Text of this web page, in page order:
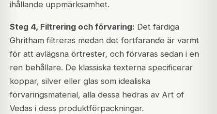
ihållande uppmärksamhet.
Steg 4, Filtrering och förvaring: Det färdiga
Ghritham filtreras medan det fortfarande är varmt
för att avlägsna örtrester, och förvaras sedan i en
ren behållare. De klassiska texterna specificerar
koppar, silver eller glas som idealiska
förvaringsmaterial, alla dessa hedras av Art of
Vedas i dess produktförpackningar.